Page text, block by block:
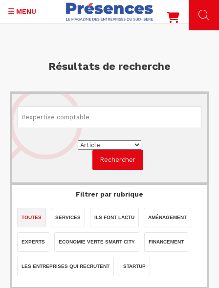
MENU
Résultats de recherche
Filtrer par rubrique
TOUTES SERVICES ILS FONT LACTU AMÉNAGEMENT
EXPERTS ECONOMIE VERTE SMART CITY FINANCEMENT
LES ENTREPRISES QUI RECRUTENT STARTUP